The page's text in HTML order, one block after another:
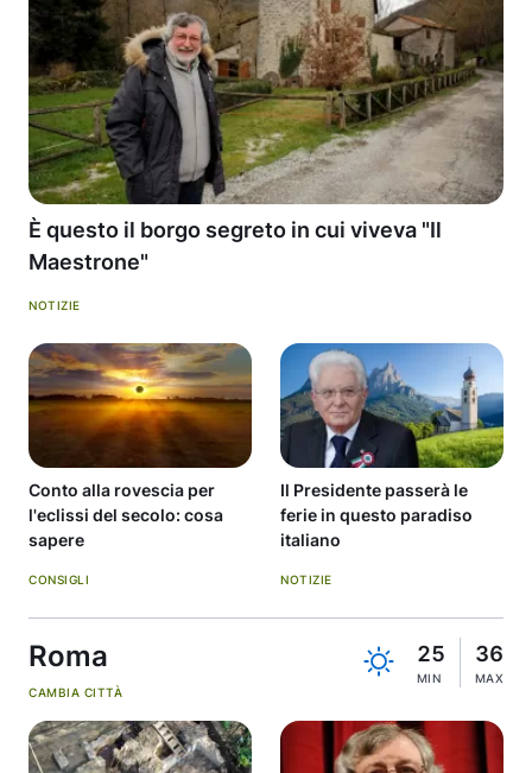
È questo il borgo segreto in cui viveva "Il
Maestrone"
NOTIZIE
Conto alla rovescia per
l'eclissi del secolo: cosa
sapere
CONSIGLI
Il Presidente passerà le
ferie in questo paradiso
italiano
NOTIZIE
Roma
CAMBIA CITTÀ
25
MIN
36
MAX